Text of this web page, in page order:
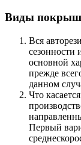
Виды
Вся
сезонности
основной
прежде
данном
Что
Первый